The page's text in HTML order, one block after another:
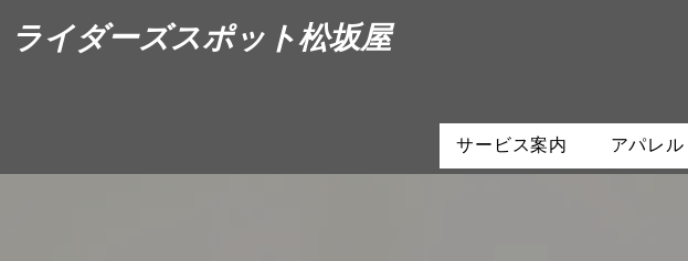
ライダーズスポット松坂屋
サービス案内 アパレル